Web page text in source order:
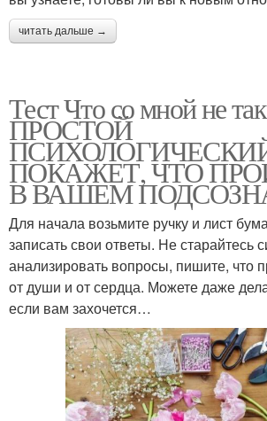
читать дальше →
Тест Что со мной не
ПРОСТОЙ
ПОКАЖЕТ, ЧТО
В ВАШЕМ
Для начала возьмите ручку и лист
записать свои ответы. Не старайтесь
анализировать вопросы, пишите, что
от души и от сердца. Можете даже
если вам захочется…